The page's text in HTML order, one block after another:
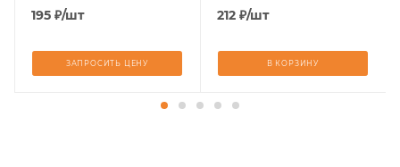
бронза, медь
195 ₽/шт
ЗАПРОСИТЬ ЦЕНУ
бронза, медь
212 ₽/шт
В КОРЗИНУ